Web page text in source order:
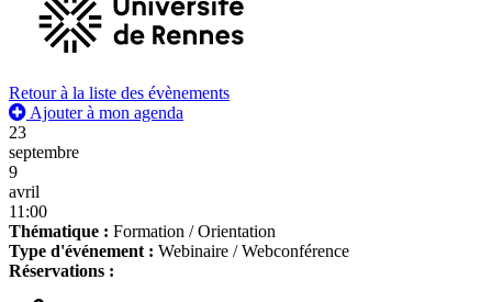
Retour à la liste des évènements
Ajouter à mon agenda
23
septembre
9
avril
11:00
Thématique : Formation / Orientation
Type d'événement : Webinaire / Webconférence
Réservations :